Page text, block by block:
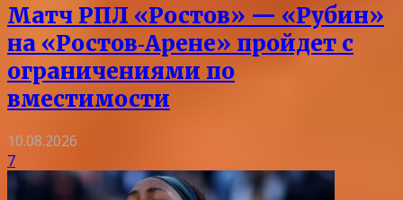
Матч РПЛ «Ростов» — «Рубин»
на «Ростов‑Арене» пройдет с
ограничениями по
вместимости
10.08.2026
7